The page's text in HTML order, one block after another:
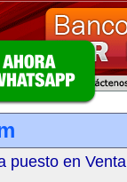
puesto en Venta